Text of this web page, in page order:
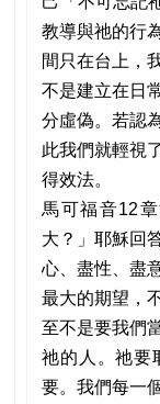
教導與祂的行
間只在台上，
不是建立在日
分虛偽。若認
此我們就輕視
得效法。
馬可福音12
大？」耶穌回
心、盡性、盡
最大的期望，
至不是要我們
祂的人。祂要
要。我們每一